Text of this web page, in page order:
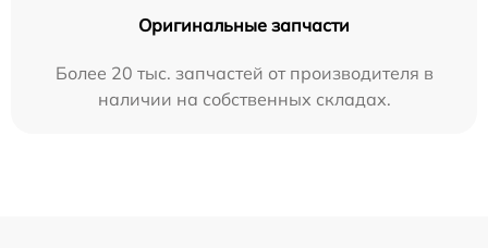
Оригинальные запчасти
Более 20 тыс. запчастей от производителя в
наличии на собственных складах.